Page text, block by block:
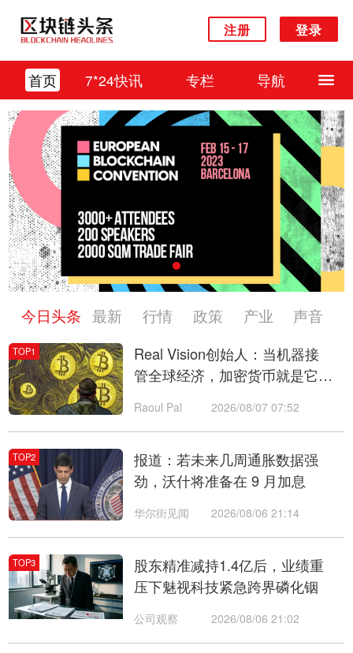
注册 登录
首页 7*24快讯 专栏 导航
今日头条 最新 行情 政策 产业 声音
TOP1
Real Vision创始人：当机器接
管全球经济，加密货币就是它们
Raoul Pal 2026/08/07 07:52
TOP2
报道：若未来几周通胀数据强
劲，沃什将准备在 9 月加息
华尔街见闻 2026/08/06 21:14
TOP3
股东精准减持1.4亿后，业绩重
压下魅视科技紧急跨界磷化铟
公司观察 2026/08/06 21:02